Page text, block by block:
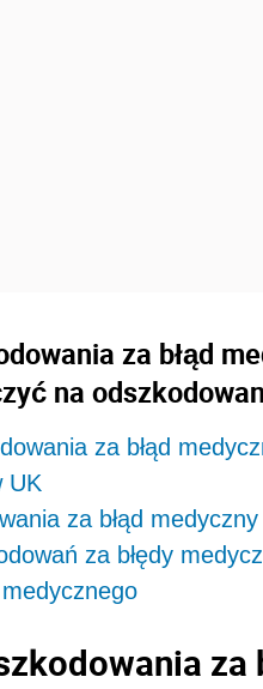
za błąd
na
za błąd
UK
za błąd medyczny
za błędy
medycznego
za